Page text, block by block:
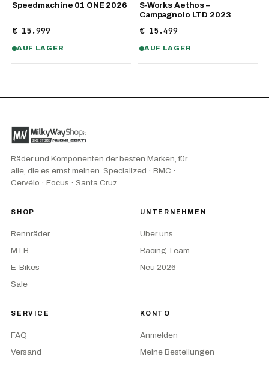
Speedmachine 01 ONE 2026
€ 15.999
AUF LAGER
S-Works Aethos –
Campagnolo LTD 2023
€ 15.499
AUF LAGER
Räder und Komponenten der besten Marken, für
alle, die es ernst meinen. Specialized · BMC ·
Cervélo · Focus · Santa Cruz.
SHOP
Rennräder
MTB
E-Bikes
Sale
UNTERNEHMEN
Über uns
Racing Team
Neu 2026
SERVICE
FAQ
Versand
KONTO
Anmelden
Meine Bestellungen